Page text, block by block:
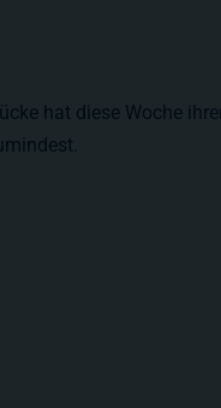
hat diese Woche